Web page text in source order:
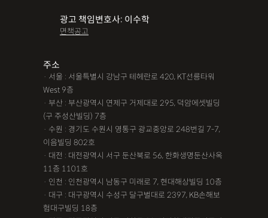
광고 책임변호사: 이수학
면책공고
주소
· 서울 : 서울특별시 강남구 테헤란로 420, KT선릉타워
West 9층
· 부산 : 부산광역시 연제구 거제대로 295, 덕암에셋빌딩
(구 주성산빌딩) 7층
· 수원 : 경기도 수원시 영통구 광교중앙로 248번길 7-7,
이음빌딩 802호
· 대전 : 대전광역시 서구 둔산북로 56, 한화생명둔산사옥
11층 1101호
· 인천 : 인천광역시 남동구 미래로 7, 현대해상빌딩 10층
· 대구 : 대구광역시 수성구 달구벌대로 2397, KB손해보
험대구빌딩 18층